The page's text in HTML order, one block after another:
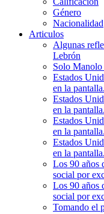
Género
Nacionalidad
Articulos
Algunas
Lebrón
Solo Manolo
Estados
en la
Estados
en la
Estados
en la
Estados
en la
Los 90 años
social por
Los 90 años
social por
Tomando el